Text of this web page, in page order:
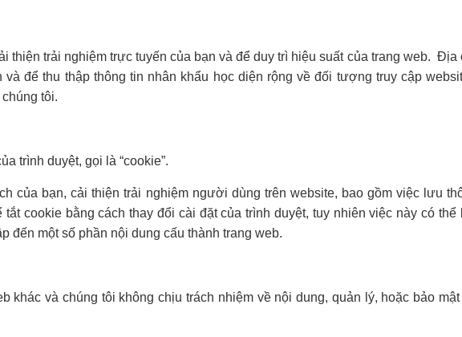
thiện trải nghiệm trực tuyến của bạn và để duy trì hiệu suất của trang web. Địa
để thu thập thông tin nhân khẩu học diện rộng về đối tượng truy cập
tôi.
trình duyệt, gọi là “cookie”.
của bạn, cải thiện trải nghiệm người dùng trên website, bao gồm việc lưu
cookie bằng cách thay đổi cài đặt của trình duyệt, tuy nhiên việc này có thể
đến một số phần nội dung cấu thành trang web.
khác và chúng tôi không chịu trách nhiệm về nội dung, quản lý, hoặc bảo